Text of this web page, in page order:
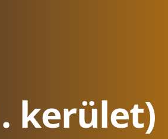
kerület)